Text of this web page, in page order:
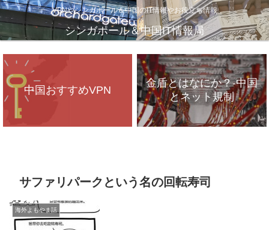
VPNやシンガポール＆中国のIT情報やお役立ち情報
シンガポール＆中国IT情報局
中国おすすめVPN
金盾とはなにか？-中国
とネット規制
サファリパークという名の回転寿司
海外よもやま話